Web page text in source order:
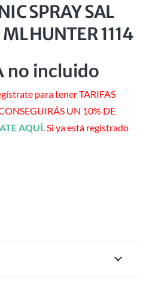
SPRAY SAL
HUNTER 1114
no incluido
para tener TARIFAS
UN 10% DE
AQUÍ. Si ya está registrado